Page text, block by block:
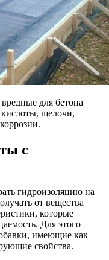
для бетона
кислоты, щелочи,
с
гидроизоляцию на
от вещества
которые
Для этого
имеющие как
свойства.